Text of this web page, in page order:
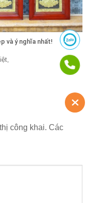
và ý nghĩa nhất!
công khai. Các